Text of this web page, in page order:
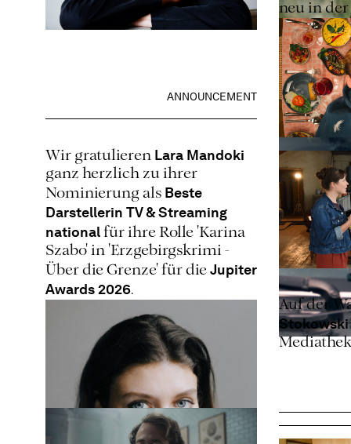
ANNOUNCEMENT
neu in der
Wir gratulieren Lara Mandoki
ganz herzlich zu ihrer
Nominierung als Beste
Darstellerin TV & Streaming
national für ihre Rolle 'Karina
Szabo' in 'Erzgebirgskrimi -
Über die Grenze' für die Jupiter
Awards 2026.
Auf der
Stokowski